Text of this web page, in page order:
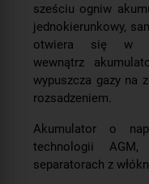
sześciu ogniw
jednokierunkowy,
otwiera się w
wewnątrz
wypuszcza gazy na
rozsadzeniem.
Akumulator o
technologii
separatorach z